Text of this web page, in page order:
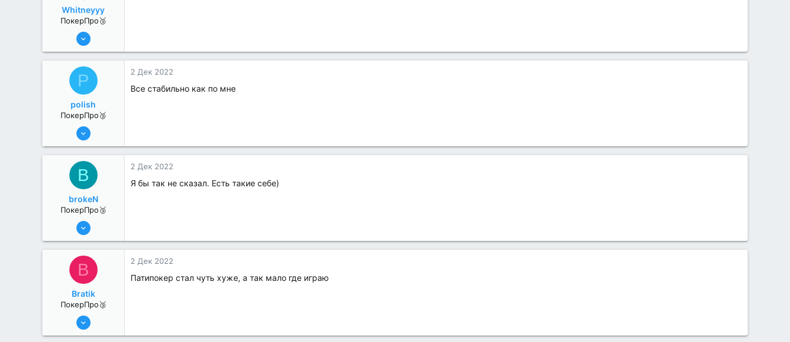
Whitneyyy
ПокерПро🥉
17 Авг 2022
2
P
polish
ПокерПро🥉
17 Авг 2022
0
2 Дек 2022
Все стабильно как по мне
B
brokeN
ПокерПро🥉
17 Авг 2022
0
2 Дек 2022
Я бы так не сказал. Есть такие себе)
B
Bratik
ПокерПро🥉
17 Авг 2022
2 Дек 2022
Патипокер стал чуть хуже, а так мало где играю